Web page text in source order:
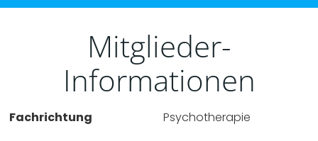
Mitglieder-
Informationen
Fachrichtung Psychotherapie